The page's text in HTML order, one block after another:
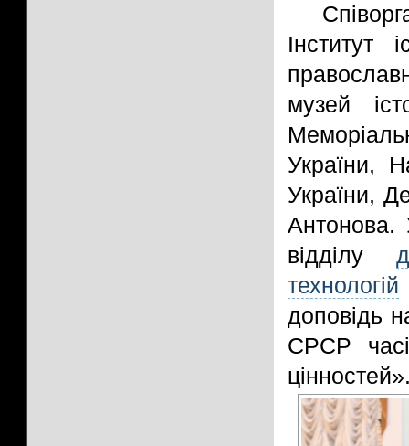
Інститут
музей
України,
України,
Антонова.
відділу
технологій
доповідь
СРСР